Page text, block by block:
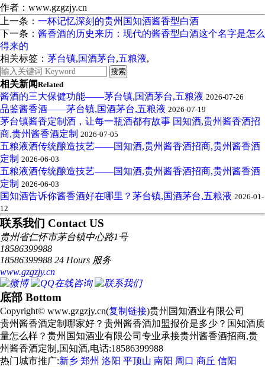
作者：www.gzgzjy.cn
上一条： 一杯记忆深刻的贵州国知酒酱香型白酒
下一条： 酱香酒的历史来历：现代的酱香型白酒这个名字是怎么
得来的
相关标签： 茅台镇,国酒茅台,五粮液,
相关新闻Related
酱酒的三大保健功能——茅台镇,国酒茅台,五粮液 2026-07-26
品鉴酱香酒——茅台镇,国酒茅台,五粮液 2026-07-19
茅台镇酱香定制酒，让每一瓶酒都有故事 国知酒,贵州酱香酒招
商,贵州酱香酒定制 2026-07-05
五粮液酒传统酿造技艺——国知酒,贵州酱香酒招商,贵州酱香酒
定制 2026-06-03
五粮液酒传统酿造技艺——国知酒,贵州酱香酒招商,贵州酱香酒
定制 2026-06-03
国知酒告诉你酱香酒好在哪里？茅台镇,国酒茅台,五粮液 2026-01-
12
联系我们 Contact US
贵州省仁怀市茅台镇中心路1号
18586399988
18586399988 24 Hours 服务
www.gzgzjy.cn
底部 Bottom
Copyright© www.gzgzjy.cn(复制链接)贵州国知酒业有限公司
贵州酱香酒定制哪家好？贵州酱香酒加盟报价是多少？国知酒质
量怎么样？贵州国知酒业有限公司专业承接贵州酱香酒招商,贵
州酱香酒定制,国知酒,电话:18586399988
热门城市推广:新乡 郑州 洛阳 平顶山 南阳 周口 商丘 信阳